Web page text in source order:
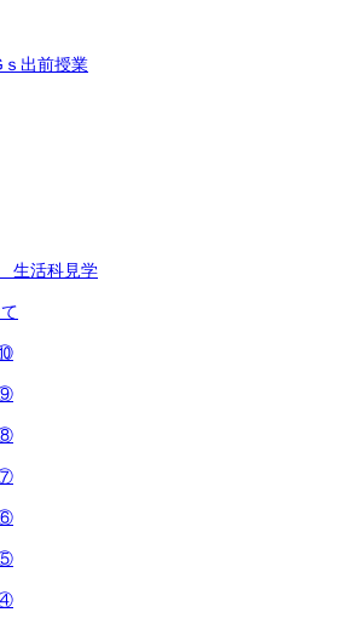
出前授業
生活科見学
⑩
⑨
⑧
⑦
⑥
⑤
④